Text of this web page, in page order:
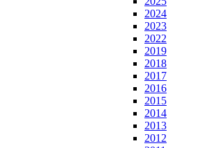
2024
2023
2022
2019
2018
2017
2016
2015
2014
2013
2012